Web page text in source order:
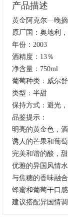
产品描述
黄金阿克尔—晚
原厂国：奥地利
年份：2003
酒精度：13％
净含量：750ml
葡萄种类：威尔
类型：半甜
保持方式：避光
品鉴提示：
明亮的黄金色，酒
诱人的芒果和葡
完美和谐的酸，
优雅的异国风情
与焦糖的香味融
蜂蜜和葡萄干口
建议搭配异国情